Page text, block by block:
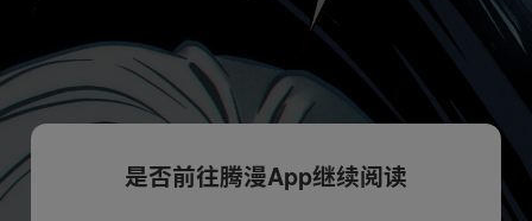
是否前往腾漫App继续阅读